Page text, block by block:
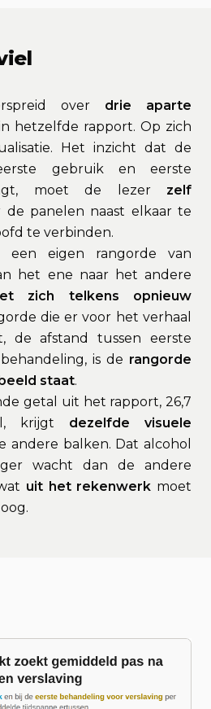
over drie aparte
hetzelfde rapport. Op zich
Het inzicht dat de
gebruik en eerste
moet de lezer zelf
de panelen naast elkaar te
te verbinden.
eigen rangorde van
het ene naar het andere
zich telkens opnieuw
die er voor het verhaal
de afstand tussen eerste
is de rangorde
staat.
getal uit het rapport, 26,7
krijgt dezelfde visuele
andere balken. Dat alcohol
wacht dan de andere
uit het rekenwerk moet